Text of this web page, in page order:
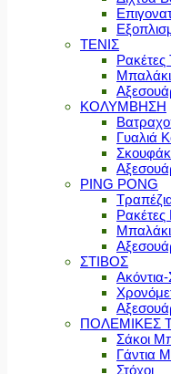
ΤΕΝΙΣ
Ρακέτες
ΚΟΛΥΜΒΗΣΗ
Γυαλιά
PING PONG
Ρακέτες
ΣΤΙΒΟΣ
ΠΟΛΕΜΙΚΕΣ
Σάκοι
Γάντια
Στόχοι